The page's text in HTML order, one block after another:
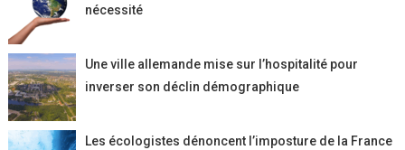
nécessité
Une ville allemande mise sur l’hospitalité pour
inverser son déclin démographique
Les écologistes dénoncent l’imposture de la France